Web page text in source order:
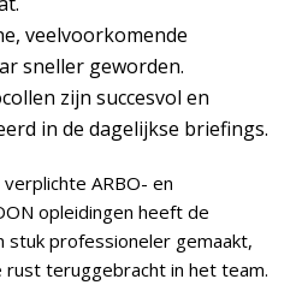
veelvoorkomende
sneller geworden.
zijn succesvol en
in de dagelijkse briefings.
ARBO- en
opleidingen heeft de
stuk professioneler gemaakt,
teruggebracht in het team.